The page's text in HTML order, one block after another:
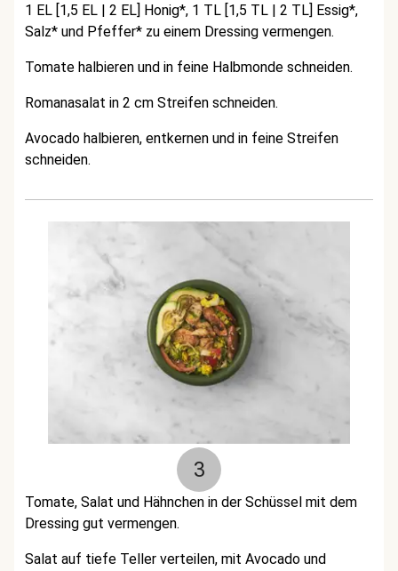
1 EL [1,5 EL | 2 EL] Honig*, 1 TL [1,5 TL | 2 TL] Essig*,
Salz* und Pfeffer* zu einem Dressing vermengen.
Tomate halbieren und in feine Halbmonde schneiden.
Romanasalat in 2 cm Streifen schneiden.
Avocado halbieren, entkernen und in feine Streifen
schneiden.
3
Tomate, Salat und Hähnchen in der Schüssel mit dem
Dressing gut vermengen.
Salat auf tiefe Teller verteilen, mit Avocado und